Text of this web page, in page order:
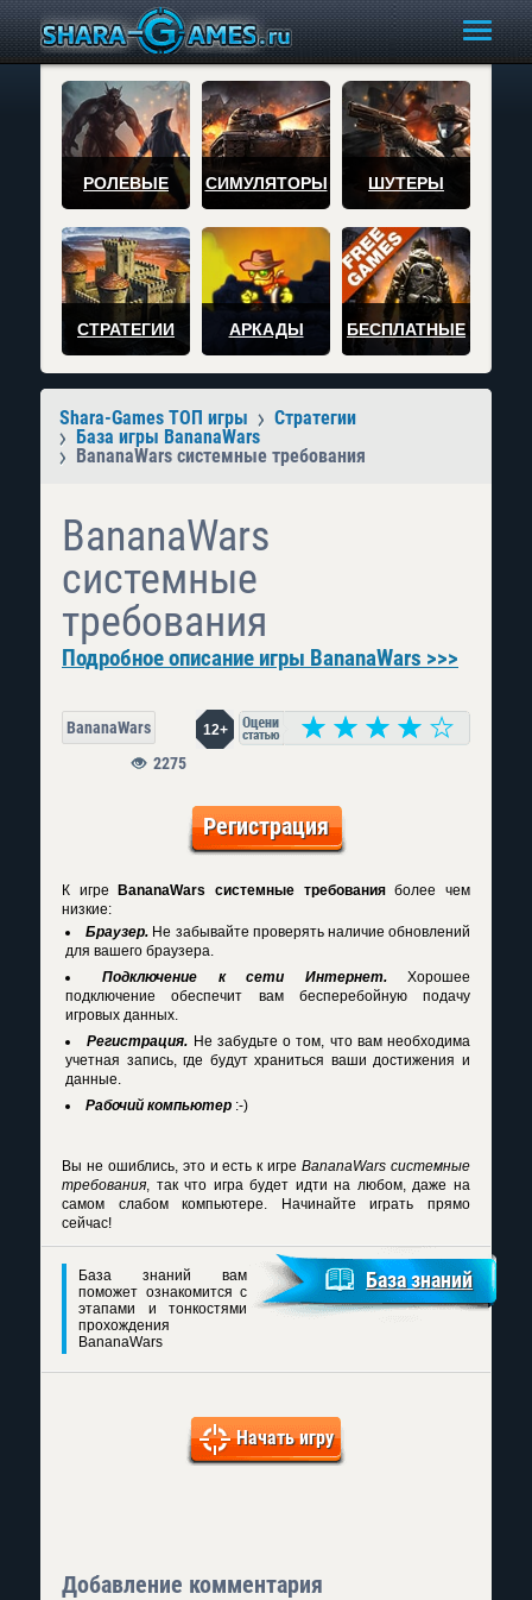
РОЛЕВЫЕ СИМУЛЯТОРЫ ШУТЕРЫ
СТРАТЕГИИ АРКАДЫ БЕСПЛАТНЫЕ
Shara-Games ТОП игры
Стратегии
База игры BananaWars
BananaWars системные требования
BananaWars
системные
требования
Подробное описание игры BananaWars >>>
BananaWars 12+
2275
Регистрация
К игре BananaWars системные требованияболее чем
низкие:
Браузер. Не забывайте проверять наличие обновлений
для вашего браузера.
Подключение к сети Интернет.Хорошее
подключение обеспечит вам бесперебойную подачу
игровых данных.
Регистрация. Не забудьте о том, что вам необходима
учетная запись, где будут храниться ваши достижения и
данные.
Рабочий компьютер :-)
Вы не ошиблись, это и есть к игреBananaWars системные
требования, так что игра будет идти на любом, даже на
самом слабом компьютере. Начинайте играть прямо
сейчас!
База знаний вам
поможет ознакомится с
этапами и тонкостями
прохождения
BananaWars
База знаний
Начать игру
Добавление комментария